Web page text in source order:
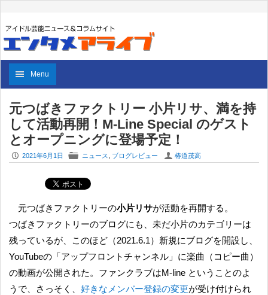
Menu
元つばきファクトリー 小片リサ、満を持
して活動再開！M-Line Special のゲスト
とオープニングに登場予定！
P 2021年6月1日 F ニュース ブログレビュー U 椿道茂高
元つばきファクトリーの小片リサが活動を再開する。
つばきファクトリーのブログにも、未だ小片のカテゴリーは
残っているが、このほど（2021.6.1）新規にブログを開設し、
YouTubeの「アップフロントチャンネル」に楽曲（コピー曲）
の動画が公開された。ファンクラブはM-line ということのよ
うで、さっそく、 好きなメンバー登録の変更が受け付けられ